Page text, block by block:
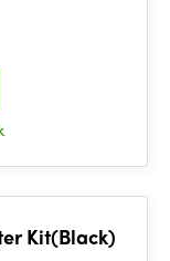
Kit(Black)